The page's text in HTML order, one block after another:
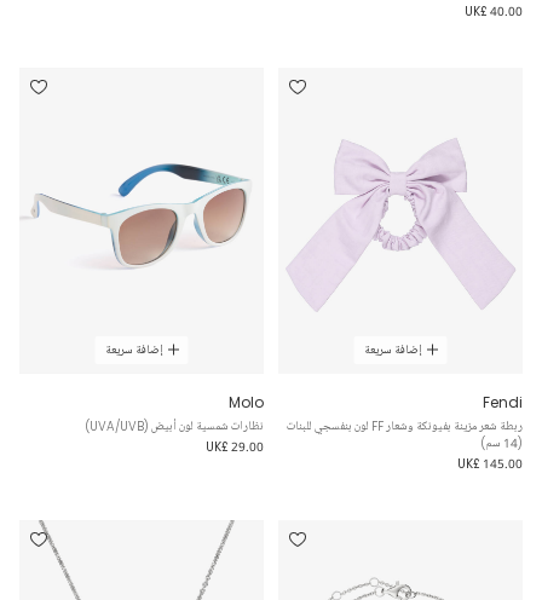
UK£ 40.00
إضافة سريعة
Fendi
ربطة شعر مزينة بفيونكة وشعار FF لون بنفسجي للبنات
(14 سم)
UK£ 145.00
إضافة سريعة
Molo
نظارات شمسية لون أبيض (UVA/UVB)
UK£ 29.00